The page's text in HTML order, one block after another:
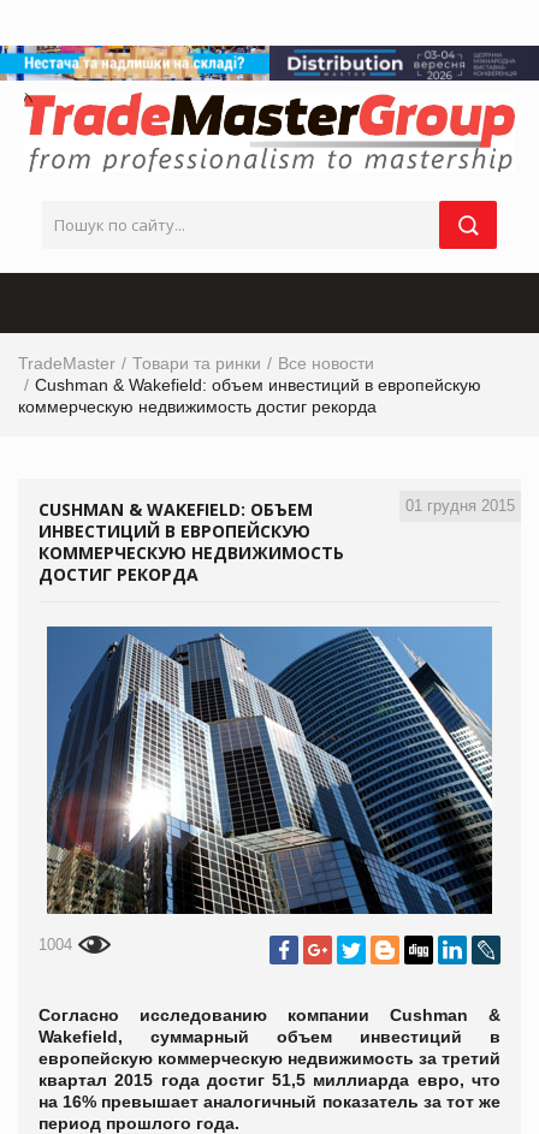
TradeMaster Товари та ринки
Все новости
Cushman & Wakefield: объем инвестиций в европейскую
коммерческую недвижимость достиг рекорда
01 грудня 2015
CUSHMAN & WAKEFIELD: ОБЪЕМ
ИНВЕСТИЦИЙ В ЕВРОПЕЙСКУЮ
КОММЕРЧЕСКУЮ НЕДВИЖИМОСТЬ
ДОСТИГ РЕКОРДА
1004
Согласно исследованию компании Cushman &
Wakefield, суммарный объем инвестиций в
европейскую коммерческую недвижимость за третий
квартал 2015 года достиг 51,5 миллиарда евро, что
на 16% превышает аналогичный показатель за тот же
период прошлого года.